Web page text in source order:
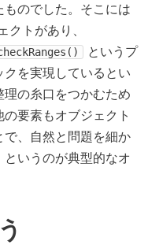
のでした。そこには
クトがあり、
というプ
を実現しているとい
の糸口をつかむため
要素もオブジェクト
、自然と問題を細か
いうのが典型的なオ